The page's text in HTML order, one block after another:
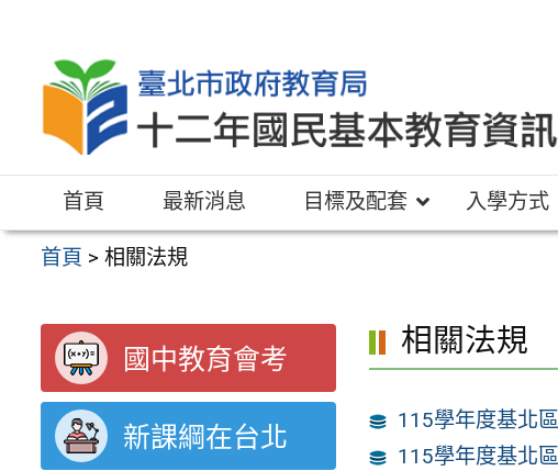
容
首頁 最新消息 目標及配套 入學方式
首頁 >相關法規
國中教育會考
新課綱在台北
相關法規
115學年度基北
115學年度基北